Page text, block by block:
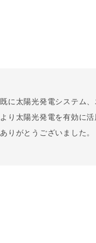
既に太陽光発電システム
より太陽光発電を有効に
ありがとうございました。